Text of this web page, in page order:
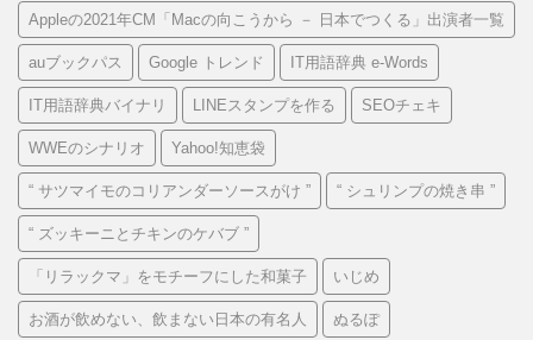
Appleの2021年CM「Macの向こうから － 日本でつくる」出演者一覧
auブックパス Google トレンド IT用語辞典 e-Words
IT用語辞典バイナリ LINEスタンプを作る SEOチェキ
WWEのシナリオ Yahoo!知恵袋
“ サツマイモのコリアンダーソースがけ ” “ シュリンプの焼き串 ”
“ ズッキーニとチキンのケバブ ”
「リラックマ」をモチーフにした和菓子 いじめ
お酒が飲めない、飲まない日本の有名人 ぬるぽ